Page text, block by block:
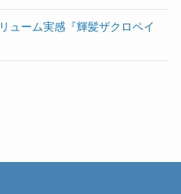
ューム実感『輝髪ザクロペイ